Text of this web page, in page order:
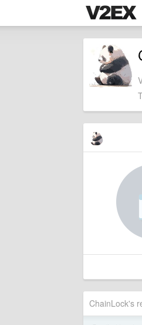
ChainLock's